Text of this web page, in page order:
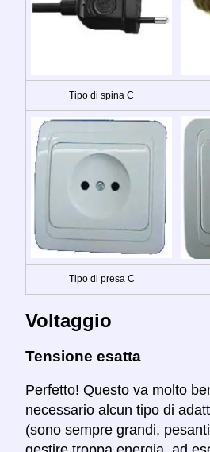
Tipo di spina C
Tipo di presa C
Voltaggio
Tensione esatta
Perfetto! Questo va molto
necessario alcun tipo di
(sono sempre grandi,